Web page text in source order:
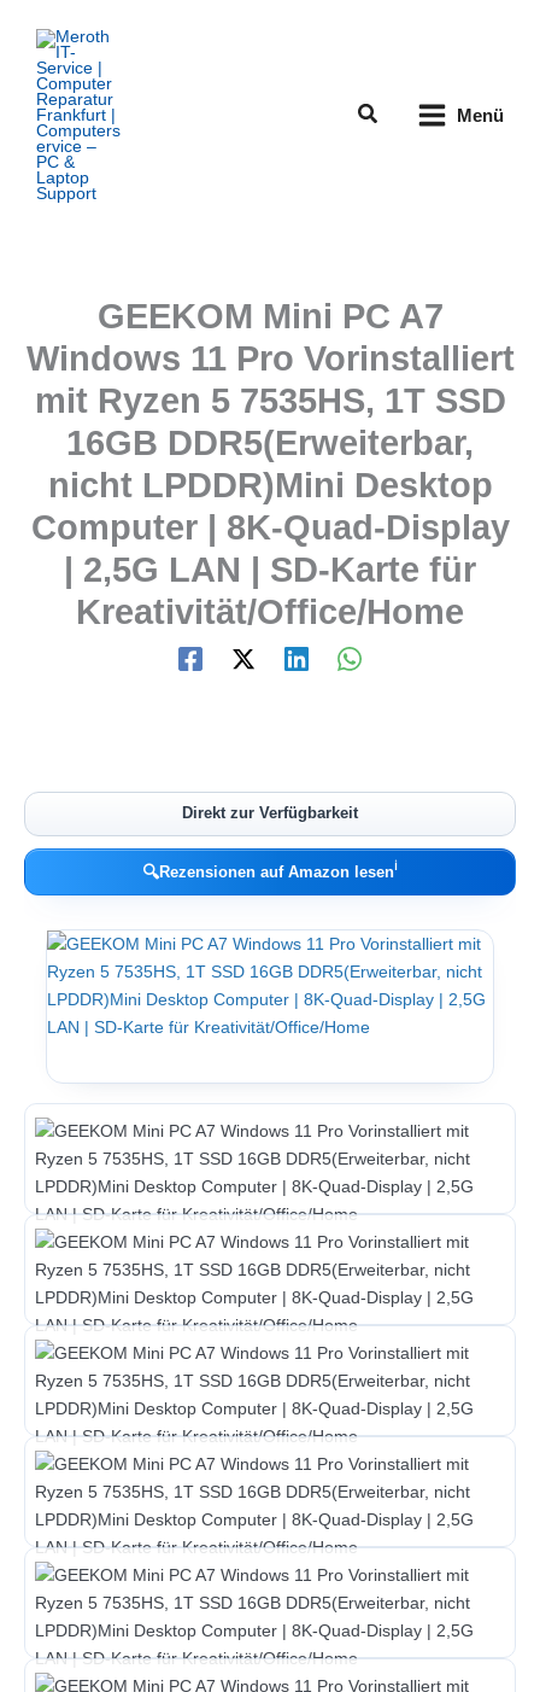
Inhalt
springen
Suchen Menü
GEEKOM Mini PC A7
Windows 11 Pro Vorinstalliert
mit Ryzen 5 7535HS, 1T SSD
16GB DDR5(Erweiterbar,
nicht LPDDR)Mini Desktop
Computer | 8K-Quad-Display
| 2,5G LAN | SD-Karte für
Kreativität/Office/Home
Direkt zur Verfügbarkeit
🔍Rezensionen auf Amazon lesenℹ︎